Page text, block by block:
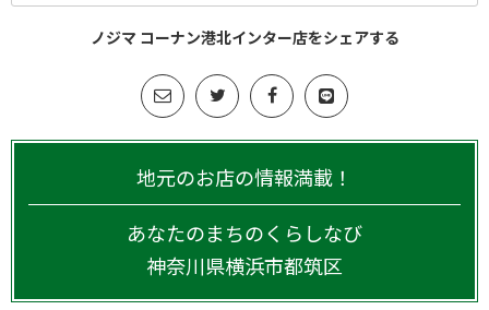
ノジマ コーナン港北インター店をシェアする
地元のお店の情報満載！
あなたのまちのくらしなび
神奈川県横浜市都筑区